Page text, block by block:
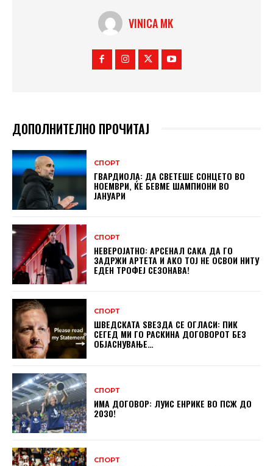
VINICA MK
ДОПОЛНИТЕЛНО ПРОЧИТАЈ
СПОРТ
ГВАРДИОЛА: ДА СВЕТЕШЕ СОНЦЕТО ВО
НОЕМВРИ, ЌЕ БЕВМЕ ШАМПИОНИ ВО
ЈАНУАРИ
СПОРТ
НЕВЕРОЈАТНО: АРСЕНАЛ САКА ДА ГО
ЗАДРЖИ АРТЕТА И АКО ТОЈ НЕ ОСВОИ НИТУ
ЕДЕН ТРОФЕЈ СЕЗОНАВА!
СПОРТ
ШВЕДСКАТА ЅВЕЗДА СЕ ОГЛАСИ: ПИК
СЕГЕД МИ ГО РАСКИНА ДОГОВОРОТ БЕЗ
ОБЈАСНУВАЊЕ…
СПОРТ
ИМА ДОГОВОР: ЛУИС ЕНРИКЕ ВО ПСЖ ДО
2030!
СПОРТ